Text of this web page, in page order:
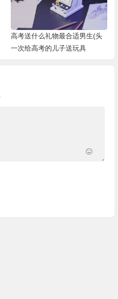
高考送什么礼物最合适男生(头
一次给高考的儿子送玩具